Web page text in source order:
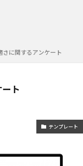
さに関するアンケート
ト
テンプレート